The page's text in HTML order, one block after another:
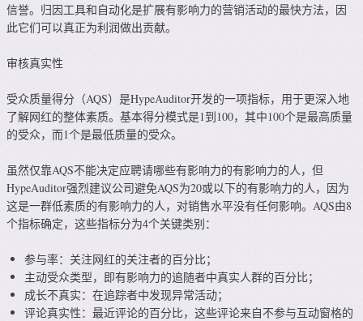
信誉。归因工具和自动化是扩展有影响力的营销活动的最快方法，因
此它们可以真正为利润做出贡献。
审核真实性
受众质量得分（AQS）是HypeAuditor开发的一项指标，用于更深入地
了解网红的整体素质。基本得分模式是1到100，其中100个是最高质量
的受众，而1个是最低质量的受众。
虽然仅靠AQS不能决定应聘请哪些有影响力的有影响力的人，但
HypeAuditor强烈建议公司避免AQS为20或以下的有影响力的人，因为
这是一群低素质的有影响力的人，对销售水平没有任何影响。AQS由8
个指标确定，这些指标分为4个关键类别：
参与率：关注网红的关注者的百分比；
主动受众类型，即有影响力的追随者中真实人群的百分比；
成长不真实：在追踪者中发现异常活动；
评论真实性：最近评论的百分比，这些评论来自不参与互动窗格的